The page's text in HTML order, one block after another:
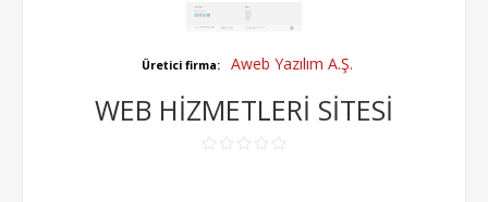
Üretici firma: Aweb Yazılım A.Ş.
WEB HİZMETLERİ SİTESİ